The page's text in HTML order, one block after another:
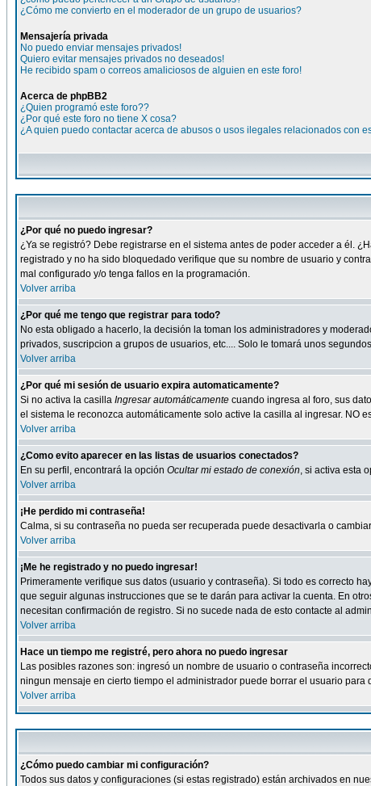
¿Cómo me convierto en el moderador de un grupo de usuarios?
Mensajería privada
No puedo enviar mensajes privados!
Quiero evitar mensajes privados no deseados!
He recibido spam o correos amaliciosos de alguien en este foro!
Acerca de phpBB2
¿Quien programó este foro??
¿Por qué este foro no tiene X cosa?
¿A quien puedo contactar acerca de abusos o usos ilegales relacionados con
¿Por qué no puedo ingresar?
¿Ya se registró? Debe registrarse en el sistema antes de poder acceder a él.
registrado y no ha sido bloquedado verifique que su nombre de usuario y
mal configurado y/o tenga fallos en la programación.
Volver arriba
¿Por qué me tengo que registrar para todo?
No esta obligado a hacerlo, la decisión la toman los administradores y
privados, suscripcion a grupos de usuarios, etc.... Solo le tomará unos
Volver arriba
¿Por qué mi sesión de usuario expira automaticamente?
Si no activa la casilla Ingresar automáticamente cuando ingresa al foro, sus
el sistema le reconozca automáticamente solo active la casilla al ingresar. NO
Volver arriba
¿Como evito aparecer en las listas de usuarios conectados?
En su perfil, encontrará la opción Ocultar mi estado de conexión, si activa esta
Volver arriba
¡He perdido mi contraseña!
Calma, si su contraseña no pueda ser recuperada puede desactivarla o
Volver arriba
¡Me he registrado y no puedo ingresar!
Primeramente verifique sus datos (usuario y contraseña). Si todo es correcto
que seguir algunas instrucciones que se te darán para activar la cuenta. En
necesitan confirmación de registro. Si no sucede nada de esto contacte al
Volver arriba
Hace un tiempo me registré, pero ahora no puedo ingresar
Las posibles razones son: ingresó un nombre de usuario o contraseña
ningun mensaje en cierto tiempo el administrador puede borrar el usuario
Volver arriba
¿Cómo puedo cambiar mi configuración?
Todos sus datos y configuraciones (si estas registrado) están archivados en